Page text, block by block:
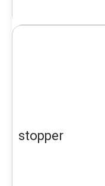
stopper